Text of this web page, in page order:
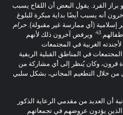
القرد. يقول البعض أن اللقاح يسبب
أنه يسبب أيضًا بداية مبكرة للبلوغ.
(أي ممارسة غير مقبولة).حرام
43 ويرفض آخرون ذلك لأنهم
الغربية في المجتمعات
في المناطق القبلية الريفية
وكان يُنظر إلى أي مشاركة من
خلال التطعيم المجاني، بشكل سلبي
العديد من مقدمي الرعاية الذكور
يؤدون عروضهم في تجمعاتهم